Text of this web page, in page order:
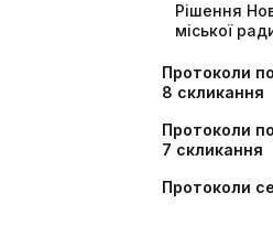
Рішення
міської
Протоколи
8 скликання
Протоколи
7 скликання
Протоколи